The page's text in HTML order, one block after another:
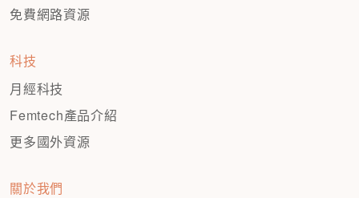
免費網路資源
科技
月經科技
Femtech產品介紹
更多國外資源
關於我們